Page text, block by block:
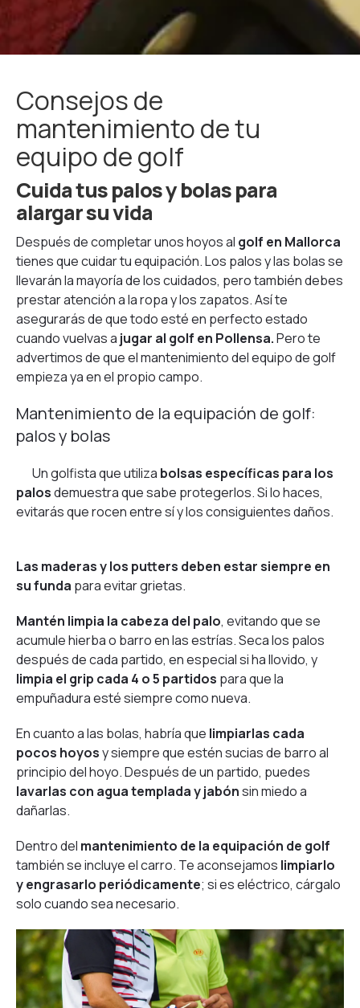
Consejos de
mantenimiento de tu
equipo de golf
Cuida tus palos y bolas para
alargar su vida
Después de completar unos hoyos al golf en Mallorca
tienes que cuidar tu equipación. Los palos y las bolas se
llevarán la mayoría de los cuidados, pero también debes
prestar atención a la ropa y los zapatos. Así te
asegurarás de que todo esté en perfecto estado
cuando vuelvas a jugar al golf en Pollensa.Pero te
advertimos de que el mantenimiento del equipo de golf
empieza ya en el propio campo.
Mantenimiento de la equipación de golf:
palos y bolas
Un golfista que utiliza bolsas específicas para los
palosdemuestra que sabe protegerlos. Si lo haces,
evitarás que rocen entre sí y los consiguientes daños.
Las maderas y los putters deben estar siempre en
su funda para evitar grietas.
Mantén limpia la cabeza del palo, evitando que se
acumule hierba o barro en las estrías. Seca los palos
después de cada partido, en especial si ha llovido, y
limpia el grip cada 4 o 5 partidos para que la
empuñadura esté siempre como nueva.
En cuanto a las bolas, habría que limpiarlas cada
pocos hoyosy siempre que estén sucias de barro al
principio del hoyo. Después de un partido, puedes
lavarlas con agua templada y jabónsin miedo a
dañarlas.
Dentro del mantenimiento de la equipación de golf
también se incluye el carro. Te aconsejamos limpiarlo
y engrasarlo periódicamente; si es eléctrico, cárgalo
solo cuando sea necesario.